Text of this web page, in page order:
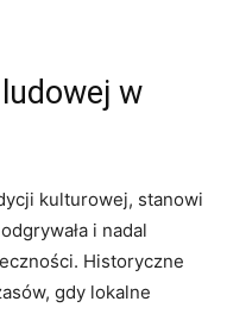
w
kulturowej, stanowi
i nadal
Historyczne
gdy lokalne